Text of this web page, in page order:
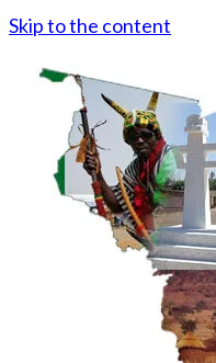
Skip to the content